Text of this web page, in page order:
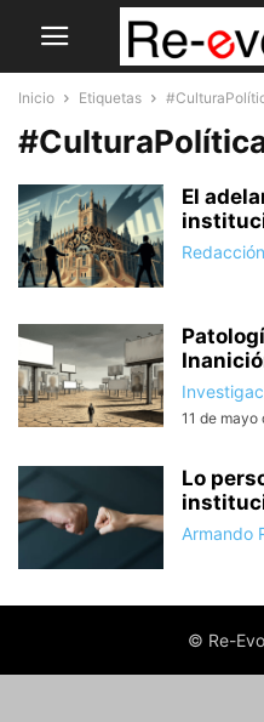
Inicio Etiquetas
El
11 de mayo
Lo
Armando
© Re-